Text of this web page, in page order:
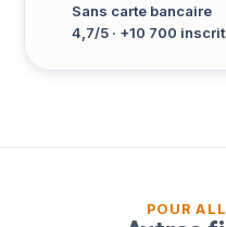
Sans carte bancaire
4,7/5 · +10 700
POUR